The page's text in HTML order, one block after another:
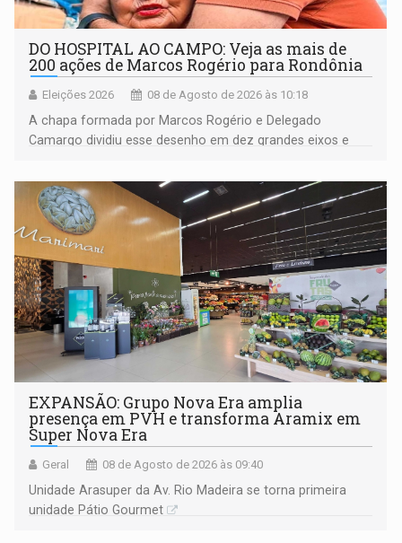
DO HOSPITAL AO CAMPO: Veja as mais de
200 ações de Marcos Rogério para Rondônia
Eleições 2026 08 de Agosto de 2026 às 10:18
A chapa formada por Marcos Rogério e Delegado
Camargo dividiu esse desenho em dez grandes eixos e
EXPANSÃO: Grupo Nova Era amplia
presença em PVH e transforma Aramix em
Super Nova Era
Geral 08 de Agosto de 2026 às 09:40
Unidade Arasuper da Av. Rio Madeira se torna primeira
unidade Pátio Gourmet